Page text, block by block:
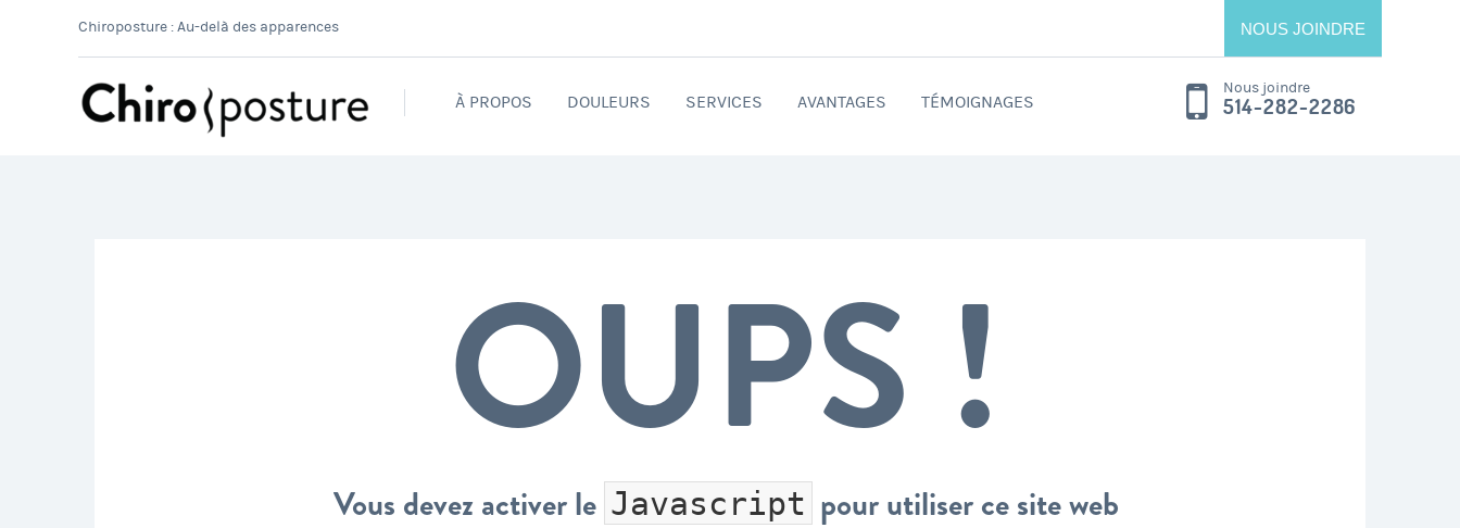
Chiroposture : Au-delà des apparences NOUS JOINDRE
À PROPOS DOULEURS SERVICES AVANTAGES TÉMOIGNAGES
Nous joindre
514-282-2286
OUPS !
Vous devez activer le Javascript pour utiliser ce site web